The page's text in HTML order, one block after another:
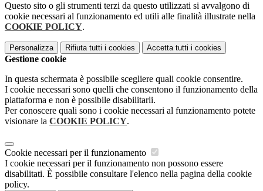
Questo sito o gli strumenti terzi da questo utilizzati si avvalgono di
cookie necessari al funzionamento ed utili alle finalità illustrate nella
COOKIE POLICY.
Personalizza Rifiuta tutti i cookies Accetta tutti i cookies
Gestione cookie
In questa schermata è possibile scegliere quali cookie consentire.
I cookie necessari sono quelli che consentono il funzionamento della
piattaforma e non è possibile disabilitarli.
Per conoscere quali sono i cookie necessari al funzionamento potete
visionare la COOKIE POLICY.
Cookie necessari per il funzionamento
I cookie necessari per il funzionamento non possono essere
disabilitati. È possibile consultare l'elenco nella pagina della cookie
policy.